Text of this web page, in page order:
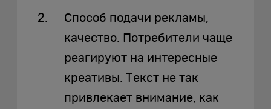
Способ подачи рекламы,
качество. Потребители чаще
реагируют на интересные
креативы. Текст не так
привлекает внимание, как